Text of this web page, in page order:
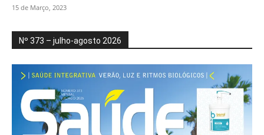
15 de Março, 2023
Nº 373 – julho-agosto 2026